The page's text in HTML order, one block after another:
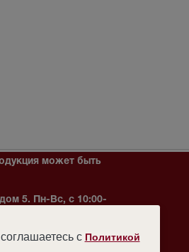
может быть
5. Пн-Вс, с 10:00-
товара в магазине без
с Политикой